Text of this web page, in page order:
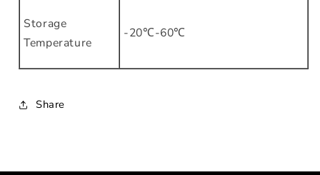
Storage
Temperature
-20℃-60℃
Share